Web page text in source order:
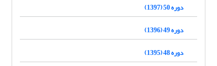
دوره 50 (1397)
دوره 49 (1396)
دوره 48 (1395)